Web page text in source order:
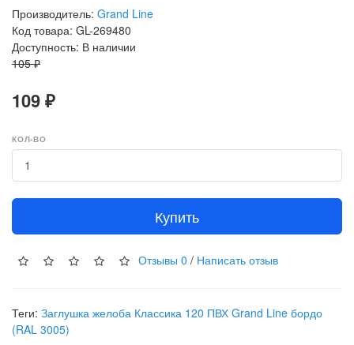
Производитель: Grand Line
Код товара: GL-269480
Доступность: В наличии
105 ₽
109 ₽
КОЛ-ВО
Купить
Отзывы 0 / Написать отзыв
Теги: Заглушка желоба Классика 120 ПВХ Grand Line бордо
(RAL 3005)